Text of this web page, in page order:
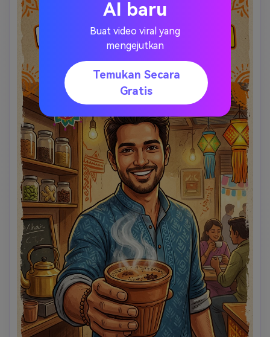
AI baru
Buat video viral yang
mengejutkan
Temukan Secara
Gratis